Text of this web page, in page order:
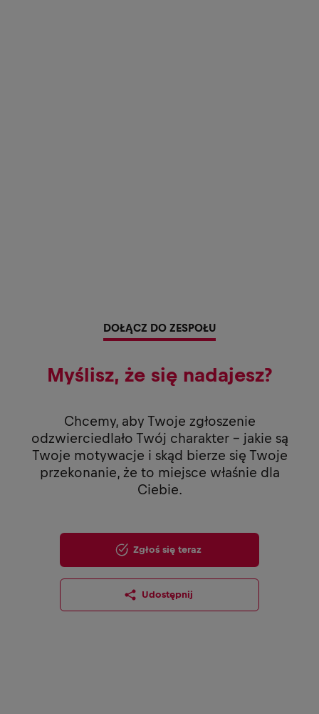
DOŁĄCZ DO ZESPOŁU
Myślisz, że się nadajesz?
Chcemy, aby Twoje zgłoszenie
odzwierciedlało Twój charakter - jakie są
Twoje motywacje i skąd bierze się Twoje
przekonanie, że to miejsce właśnie dla
Ciebie.
Zgłoś się teraz
Udostępnij